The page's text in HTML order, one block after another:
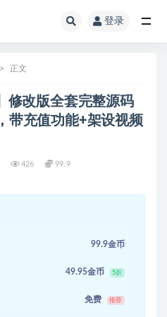
登录
正文
修改版全套完整源码
带充值功能+架设视频
426 99.9
99.9金币
49.95金币 5折
免费 推荐